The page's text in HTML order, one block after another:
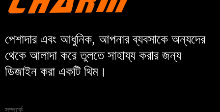
পেশাদার এবং আধুনিক, আপনার ব্যবসাকে অন্যদের
থেকে আলাদা করে তুলতে সাহায্য করার জন্য
ডিজাইন করা একটি থিম।
সম্পর্কে